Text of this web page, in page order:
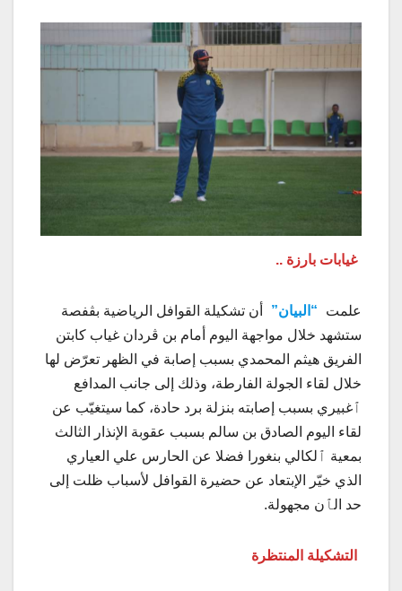
غيابات بارزة ..
علمت “البيان”
أن تشكيلة القوافل الرياضية بڨفصة
ستشهد خلال مواجهة اليوم أمام بن ڨردان غياب كابتن
الفريق هيثم المحمدي بسبب إصابة في الظهر تعرّض لها
خلال لقاء الجولة الفارطة، وذلك إلى جانب المدافع
ٱغبيري بسبب إصابته بنزلة برد حادة، كما سيتغيّب عن
لقاء اليوم الصادق بن سالم بسبب عقوبة الإنذار الثالث
بمعية ٱلكالي بنغورا فضلا عن الحارس علي العياري
الذي خيّر الإبتعاد عن حضيرة القوافل لأسباب ظلت إلى
حد الٱن مجهولة.
التشكيلة المنتظرة